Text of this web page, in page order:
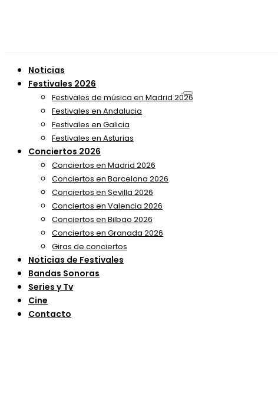
Noticias
Festivales 2026
Festivales de música en Madrid 2026
Festivales en Andalucia
Festivales en Galicia
Festivales en Asturias
Conciertos 2026
Conciertos en Madrid 2026
Conciertos en Barcelona 2026
Conciertos en Sevilla 2026
Conciertos en Valencia 2026
Conciertos en Bilbao 2026
Conciertos en Granada 2026
Giras de conciertos
Noticias de Festivales
Bandas Sonoras
Series y Tv
Cine
Contacto